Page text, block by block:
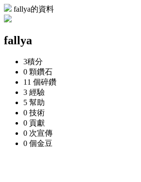
fallya的資料
fallya
3積分
0 顆鑽石
11 個碎鑽
3 經驗
5 幫助
0 技術
0 貢獻
0 次宣傳
0 個金豆